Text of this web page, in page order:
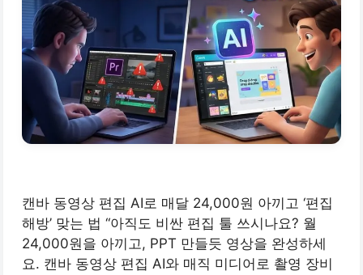
캔바 동영상 편집 AI로 매달 24,000원 아끼고 ‘편집
해방’ 맞는 법 “아직도 비싼 편집 툴 쓰시나요? 월
24,000원을 아끼고, PPT 만들듯 영상을 완성하세
요. 캔바 동영상 편집 AI와 매직 미디어로 촬영 장비